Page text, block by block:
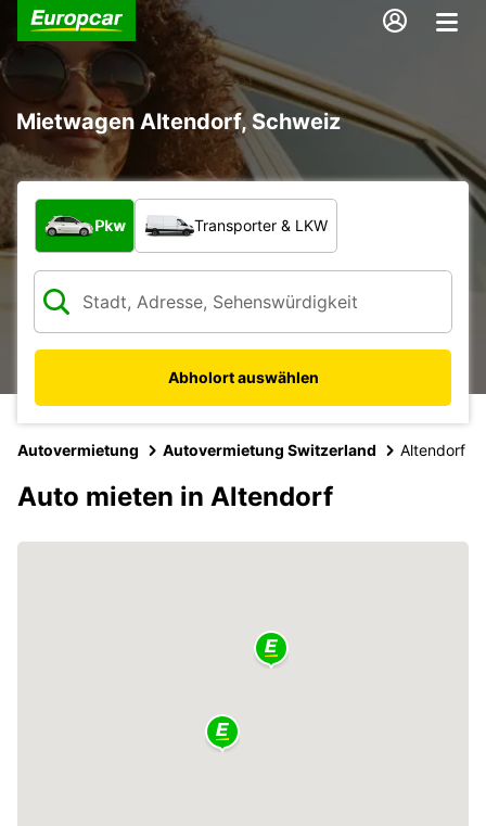
Mietwagen Altendorf, Schweiz
Welche Art von Fahrzeug?
Pkw Transporter & LKW
Abholort auswählen
Autovermietung Autovermietung Switzerland Altendorf
Auto mieten in Altendorf